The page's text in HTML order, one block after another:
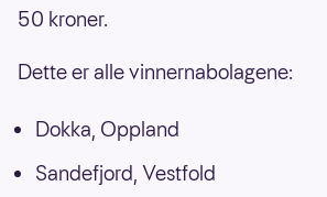
50 kroner.
Dette er alle vinnernabolagene:
Dokka, Oppland
Sandefjord, Vestfold